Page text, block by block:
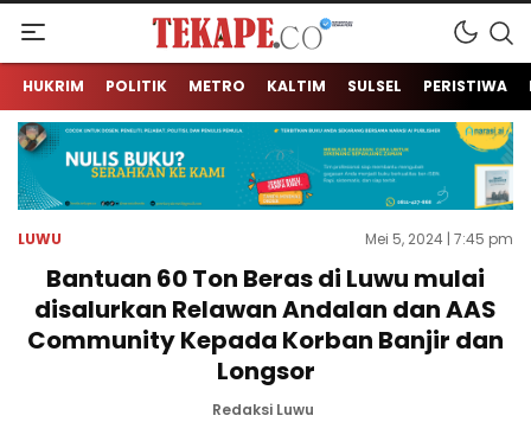
Tekape.co
Jendela Informasi Kita
HUKRIM POLITIK METRO KALTIM SULSEL PERISTIWA
LUWU Mei 5, 2024 | 7:45 pm
Bantuan 60 Ton Beras di Luwu mulai
disalurkan Relawan Andalan dan AAS
Community Kepada Korban Banjir dan
Longsor
Redaksi Luwu